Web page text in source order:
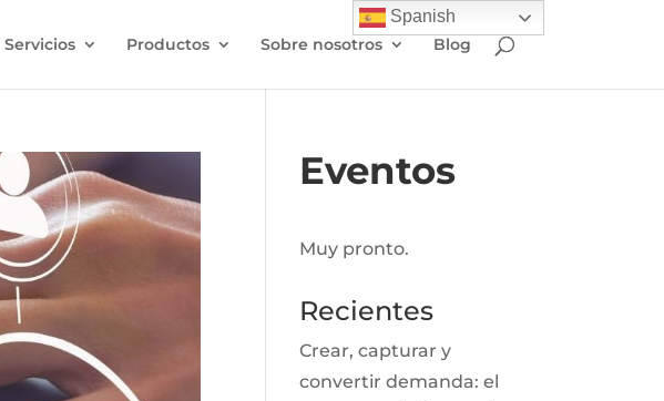
Servicios Productos Sobre nosotros Blog
Eventos
Muy pronto.
Recientes
Crear, capturar y
convertir demanda: el
Spanish